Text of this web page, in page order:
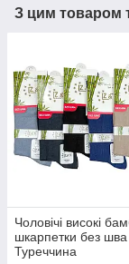
З цим товаром
Чоловічі високі
шкарпетки без
Туреччина